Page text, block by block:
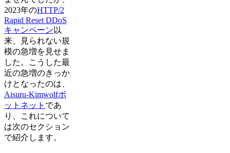
2023年のHTTP/2
Rapid Reset DDoS
キャンペーン 以
来、見られない規
模の急増を見せま
した。こうした最
近の急増のきっか
けとなったのは、
Aisuru-Kimwolfボ
ットネット であ
り、これについて
は次のセクション
で紹介します。